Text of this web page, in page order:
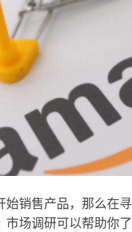
始销售产品，那么在
场调研可以帮助你